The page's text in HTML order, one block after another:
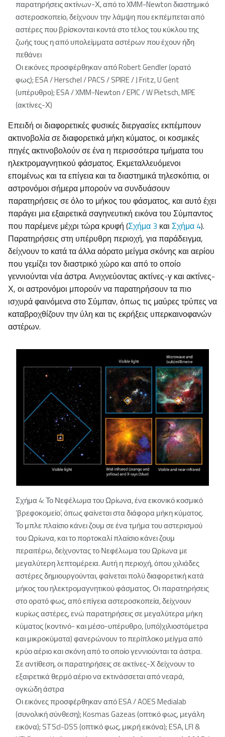
παρατηρήσεις ακτίνων-Χ, από το XMM-Newton διαστημικό
αστεροσκοπείο, δείχνουν την λάμψη που εκπέμπεται από
αστέρες που βρίσκονται κοντά στο τέλος του κύκλου της
ζωής τους η από υπολείμματα αστέρων που έχουν ήδη
πεθάνει
Οι εικόνες προσφέρθηκαν από Robert Gendler (ορατό
φως); ESA / Herschel / PACS / SPIRE / J Fritz, U Gent
(υπέρυθρο); ESA / XMM-Newton / EPIC / W Pietsch, MPE
(ακτίνες-Χ)
Επειδή οι διαφορετικές φυσικές διεργασίες εκπέμπουν
ακτινοβολία σε διαφορετικά μήκη κύματος, οι κοσμικές
πηγές ακτινοβολούν σε ένα η περισσότερα τμήματα του
ηλεκτρομαγνητικού φάσματος. Εκμεταλλευόμενοι
επομένως και τα επίγεια και τα διαστημικά τηλεσκόπια, οι
αστρονόμοι σήμερα μπορούν να συνδυάσουν
παρατηρήσεις σε όλο το μήκος του φάσματος, και αυτό έχει
παράγει μια εξαιρετικά σαγηνευτική εικόνα του Σύμπαντος
που παρέμενε μέχρι τώρα κρυφή (Σχήμα 3 και Σχήμα 4).
Παρατηρήσεις στη υπέρυθρη περιοχή, για παράδειγμα,
δείχνουν το κατά τα άλλα αόρατο μείγμα σκόνης και αερίου
που γεμίζει τον διαστρικό χώρο και από το οποίο
γεννιούνται νέα άστρα. Ανιχνεύοντας ακτίνες-γ και ακτίνες-
Χ, οι αστρονόμοι μπορούν να παρατηρήσουν τα πιο
ισχυρά φαινόμενα στο Σύμπαν, όπως τις μαύρες τρύπες να
καταβροχθίζουν την ύλη και τις εκρήξεις υπερκαινοφανών
αστέρων.
Σχήμα 4: Το Νεφέλωμα του Ωρίωνα, ένα εικονικό κοσμικό
‘βρεφοκομείο’, όπως φαίνεται στα διάφορα μήκη κύματος.
Το μπλε πλαίσιο κάνει ζουμ σε ένα τμήμα του αστερισμού
του Ωρίωνα, και το πορτοκαλί πλαίσιο κάνει ζουμ
περαιτέρω, δείχνοντας το Νεφέλωμα του Ωρίωνα με
μεγαλύτερη λεπτομέρεια. Αυτή η περιοχή, όπου χιλιάδες
αστέρες δημιουργούνται, φαίνεται πολύ διαφορετική κατά
μήκος του ηλεκτρομαγνητικού φάσματος. Οι παρατηρήσεις
στο ορατό φως, από επίγεια αστεροσκοπεία, δείχνουν
κυρίως αστέρες, ενώ παρατηρήσεις σε μεγαλύτερα μήκη
κύματος (κοντινό- και μέσο-υπέρυθρο, (υπό)χιλιοστόμετρα
και μικροκύματα) φανερώνουν το περίπλοκο μείγμα από
κρύο αέριο και σκόνη από το οποίο γεννιούνται τα άστρα.
Σε αντίθεση, οι παρατηρήσεις σε ακτίνες-Χ δείχνουν το
εξαιρετικά θερμό αέριο να εκτινάσσεται από νεαρά,
ογκώδη άστρα
Οι εικόνες προσφέρθηκαν από ESA / AOES Medialab
(συνολική σύνθεση); Kosmas Gazeas (οπτικό φως, μεγάλη
εικόνα); STScI-DSS (οπτικό φως, μικρή εικόνα); ESA, LFI &